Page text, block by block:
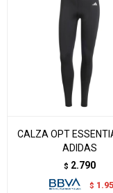
CALZA OPT
ADIDAS
$ 2.790
$